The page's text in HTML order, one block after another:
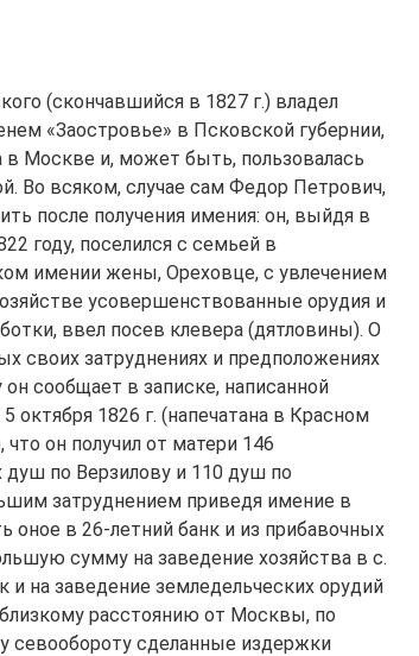
(скончавшийся в 1827 г.) владел
«Заостровье» в Псковской губернии,
в Москве и, может быть, пользовалась
Во всяком, случае сам Федор Петрович,
после получения имения: он, выйдя в
году, поселился с семьей в
имении жены, Ореховце, с увлечением
усовершенствованные орудия и
ввел посев клевера (дятловины). О
своих затруднениях и предположениях
он сообщает в записке, написанной
5 октября 1826 г. (напечатана в Красном
что он получил от матери 146
душ по Верзилову и 110 душ по
затруднением приведя имение в
оное в 26-летний банк и из прибавочных
сумму на заведение хозяйства в с.
и на заведение земледельческих орудий
расстоянию от Москвы, по
севообороту сделанные издержки